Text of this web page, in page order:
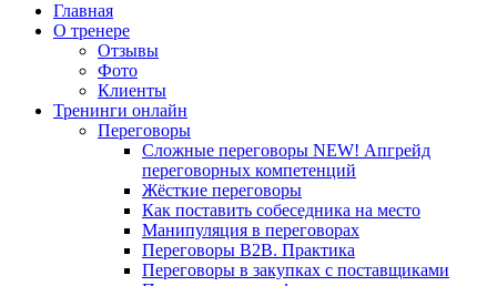
Главная
О тренере
Отзывы
Фото
Клиенты
Тренинги онлайн
Переговоры
Сложные переговоры NEW! Апгрейд
переговорных компетенций
Жёсткие переговоры
Как поставить собеседника на место
Манипуляция в переговорах
Переговоры B2B. Практика
Переговоры в закупках с поставщиками